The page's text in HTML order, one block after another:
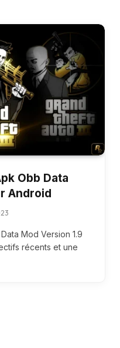
Obb Data
Android
Mod Version 1.9
récents et une